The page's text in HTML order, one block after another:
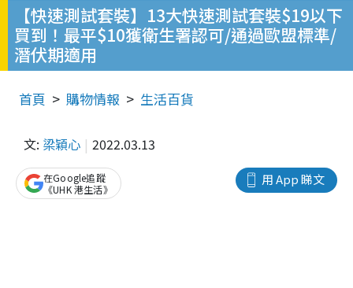
【快速測試套裝】13大快速測試套裝$19以下
買到！最平$10獲衛生署認可/通過歐盟標準/
潛伏期適用
首頁 購物情報 生活百貨
文: 梁穎心 2022.03.13
用 App 睇文
在Google追蹤
《UHK 港生活》